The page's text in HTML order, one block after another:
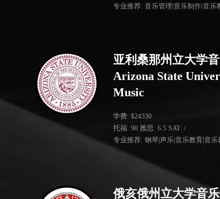
专业推荐: 音乐管理|音乐制作|音乐
亚利桑那州立大学
Arizona State
Music
学费: $24330
托福: 90 雅思: 6.5 SAT: /
专业推荐: 钢琴|声乐|音乐教育|音乐
俄亥俄州立大学音